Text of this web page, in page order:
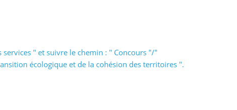
" et suivre le chemin : " Concours "/"
écologique et de la cohésion des territoires ".